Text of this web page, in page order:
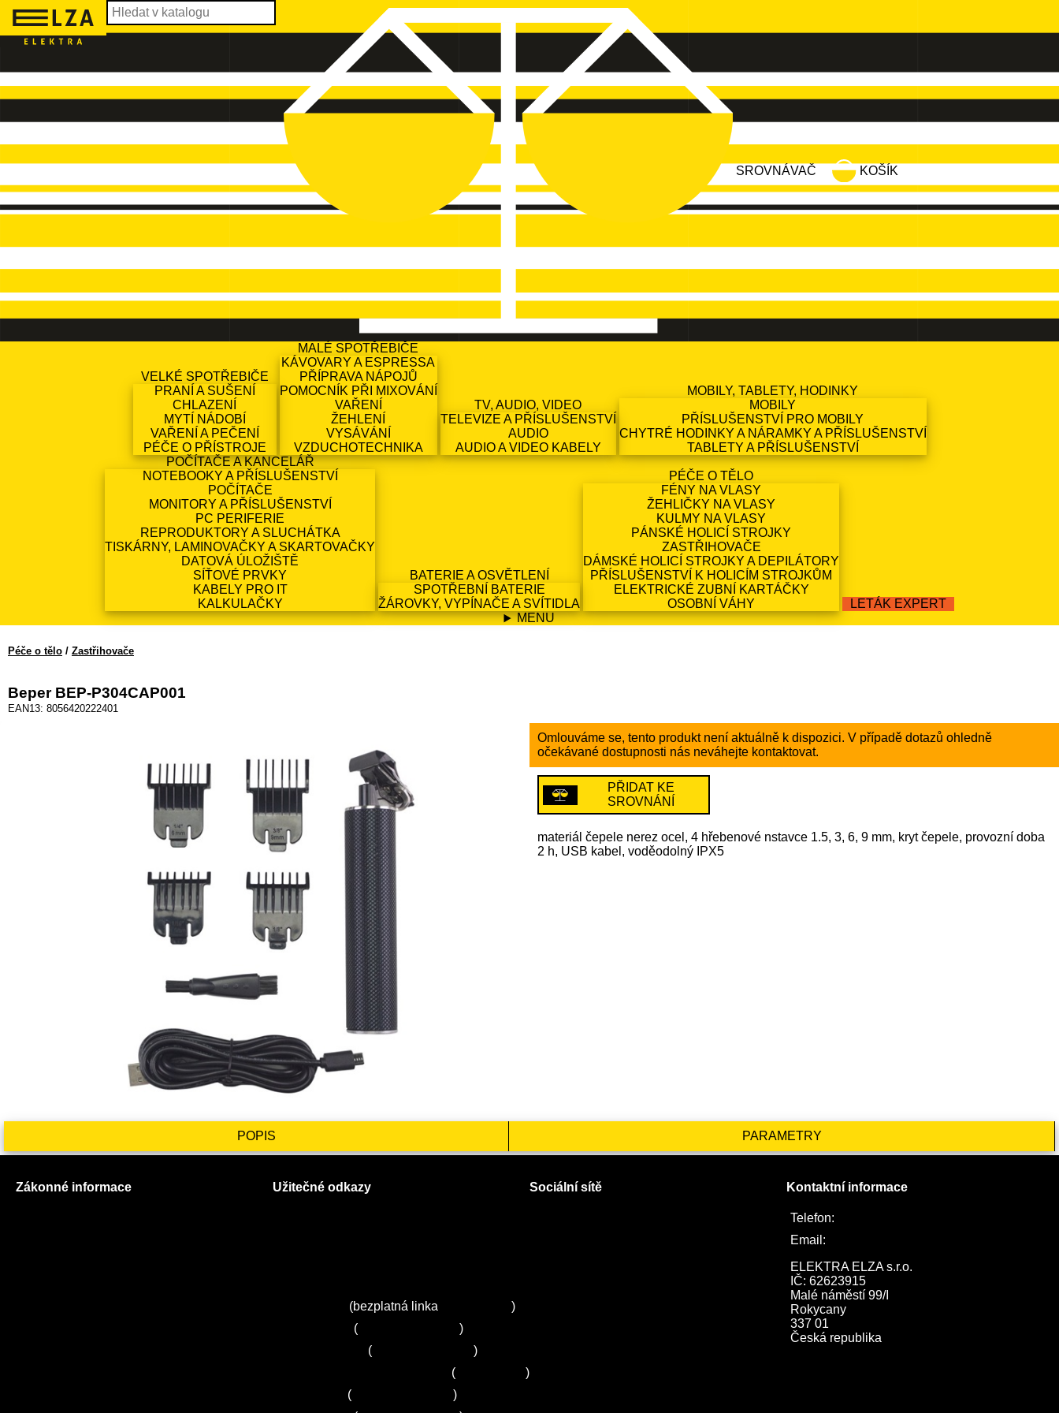
SROVNÁVAČ KOŠÍK
VELKÉ SPOTŘEBIČE
PRANÍ A SUŠENÍ
CHLAZENÍ
MYTÍ NÁDOBÍ
VAŘENÍ A PEČENÍ
PÉČE O PŘÍSTROJE
MALÉ SPOTŘEBIČE
KÁVOVARY A ESPRESSA
PŘÍPRAVA NÁPOJŮ
POMOCNÍK PŘI MIXOVÁNÍ
VAŘENÍ
ŽEHLENÍ
VYSÁVÁNÍ
VZDUCHOTECHNIKA
TV, AUDIO, VIDEO
TELEVIZE A PŘÍSLUŠENSTVÍ
AUDIO
AUDIO A VIDEO KABELY
MOBILY, TABLETY, HODINKY
MOBILY
PŘÍSLUŠENSTVÍ PRO MOBILY
CHYTRÉ HODINKY A NÁRAMKY A PŘÍSLUŠENSTVÍ
TABLETY A PŘÍSLUŠENSTVÍ
POČÍTAČE A KANCELÁŘ
NOTEBOOKY A PŘÍSLUŠENSTVÍ
POČÍTAČE
MONITORY A PŘÍSLUŠENSTVÍ
PC PERIFERIE
REPRODUKTORY A SLUCHÁTKA
TISKÁRNY, LAMINOVAČKY A SKARTOVAČKY
DATOVÁ ÚLOŽIŠTĚ
SÍŤOVÉ PRVKY
KABELY PRO IT
KALKULAČKY
BATERIE A OSVĚTLENÍ
SPOTŘEBNÍ BATERIE
ŽÁROVKY, VYPÍNAČE A SVÍTIDLA
PÉČE O TĚLO
FÉNY NA VLASY
ŽEHLIČKY NA VLASY
KULMY NA VLASY
PÁNSKÉ HOLICÍ STROJKY
ZASTŘIHOVAČE
DÁMSKÉ HOLICÍ STROJKY A DEPILÁTORY
PŘÍSLUŠENSTVÍ K HOLICÍM STROJKŮM
ELEKTRICKÉ ZUBNÍ KARTÁČKY
OSOBNÍ VÁHY
LETÁK EXPERT
MENU
Péče o tělo / Zastřihovače
Beper BEP-P304CAP001
EAN13: 8056420222401
Omlouváme se, tento produkt není aktuálně k dispozici. V případě dotazů ohledně
očekávané dostupnosti nás neváhejte kontaktovat.
PŘIDAT KE
SROVNÁNÍ
materiál čepele nerez ocel, 4 hřebenové nstavce 1.5, 3, 6, 9 mm, kryt čepele, provozní doba
2 h, USB kabel, voděodolný IPX5
POPIS PARAMETRY
Zákonné informace Užitečné odkazy
(bezplatná linka
)
(
)
(
)
(
)
(
)
Sociální sítě Kontaktní informace
Telefon:
Email:
ELEKTRA ELZA s.r.o.
IČ: 62623915
Malé náměstí 99/I
Rokycany
337 01
Česká republika